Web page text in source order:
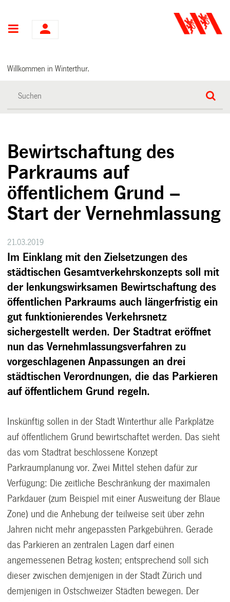
Hauptnavigation
Willkommen in Winterthur.
Bewirtschaftung des
Parkraums auf
öffentlichem Grund –
Start der Vernehmlassung
21.03.2019
Im Einklang mit den Zielsetzungen des
städtischen Gesamtverkehrskonzepts soll mit
der lenkungswirksamen Bewirtschaftung des
öffentlichen Parkraums auch längerfristig ein
gut funktionierendes Verkehrsnetz
sichergestellt werden. Der Stadtrat eröffnet
nun das Vernehmlassungsverfahren zu
vorgeschlagenen Anpassungen an drei
städtischen Verordnungen, die das Parkieren
auf öffentlichem Grund regeln.
Inskünftig sollen in der Stadt Winterthur alle Parkplätze
auf öffentlichem Grund bewirtschaftet werden. Das sieht
das vom Stadtrat beschlossene Konzept
Parkraumplanung vor. Zwei Mittel stehen dafür zur
Verfügung: Die zeitliche Beschränkung der maximalen
Parkdauer (zum Beispiel mit einer Ausweitung der Blaue
Zone) und die Anhebung der teilweise seit über zehn
Jahren nicht mehr angepassten Parkgebühren. Gerade
das Parkieren an zentralen Lagen darf einen
angemessenen Betrag kosten; entsprechend soll sich
dieser zwischen demjenigen in der Stadt Zürich und
demjenigen in Ostschweizer Städten bewegen. Der